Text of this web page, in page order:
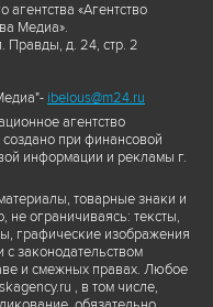
«Агентство
Медиа».
Правды, д. 24, стр. 2
ibelous@m24.ru
агентство
создано при финансовой
информации и рекламы г.
товарные знаки и
ограничиваясь: тексты,
графические изображения
с законодательством
и смежных правах. Любое
, в том числе,